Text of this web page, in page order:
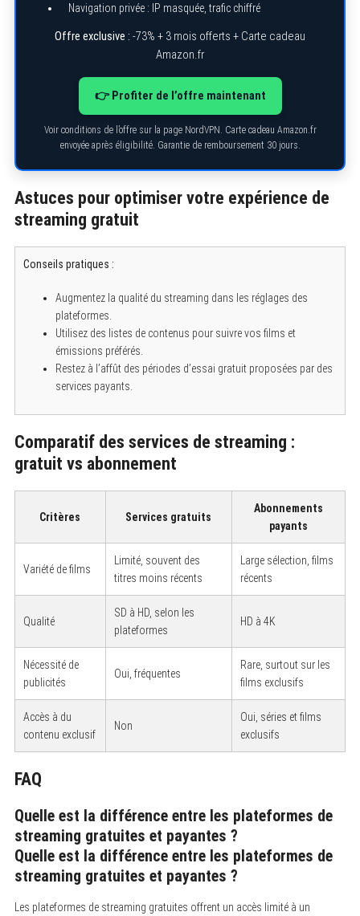
Navigation privée : IP masquée, trafic chiffré
Offre exclusive : -73% + 3 mois offerts + Carte cadeau
Amazon.fr
👉 Profiter de l’offre maintenant
Voir conditions de l’offre sur la page NordVPN. Carte cadeau Amazon.fr
envoyée après éligibilité. Garantie de remboursement 30 jours.
Astuces pour optimiser votre expérience de
streaming gratuit
Conseils pratiques :
Augmentez la qualité du streaming dans les réglages des
plateformes.
Utilisez des listes de contenus pour suivre vos films et
émissions préférés.
Restez à l’affût des périodes d’essai gratuit proposées par des
services payants.
Comparatif des services de streaming :
gratuit vs abonnement
Critères Services gratuits
Abonnements
payants
Variété de films
Limité, souvent des
titres moins récents
Large sélection, films
récents
Qualité
SD à HD, selon les
plateformes
HD à 4K
Nécessité de
publicités
Oui, fréquentes
Rare, surtout sur les
films exclusifs
Accès à du
contenu exclusif
Non
Oui, séries et films
exclusifs
FAQ
Quelle est la différence entre les plateformes de
streaming gratuites et payantes ?
Quelle est la différence entre les plateformes de
streaming gratuites et payantes ?
Les plateformes de streaming gratuites offrent un accès limité à un
S
o
r